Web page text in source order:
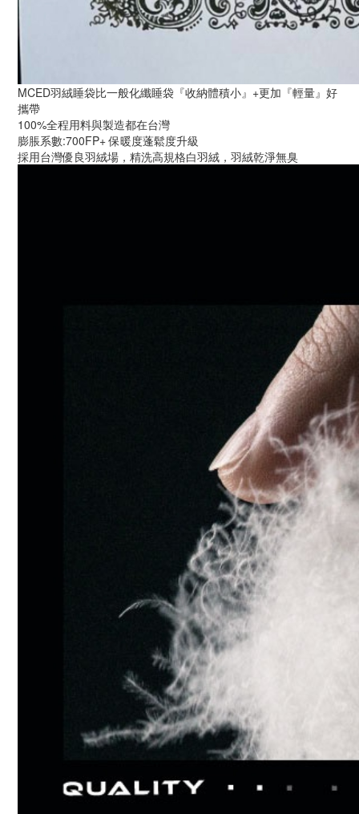
MCED羽絨睡袋比一般化纖睡袋『收納體積小』+更加『輕量』好
攜帶
100%全程用料與製造都在台灣
膨脹系數:700FP+ 保暖度蓬鬆度升級
採用台灣優良羽絨場，精洗高規格白羽絨，羽絨乾淨無臭